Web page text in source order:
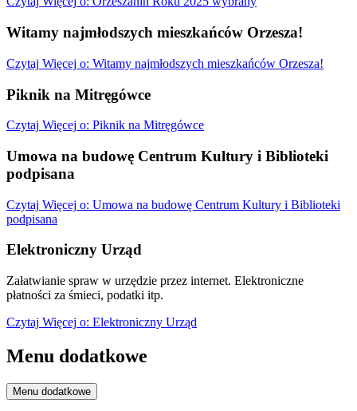
Witamy najmłodszych mieszkańców Orzesza!
Czytaj Więcej o: Witamy najmłodszych mieszkańców Orzesza!
Piknik na Mitręgówce
Czytaj Więcej o: Piknik na Mitręgówce
Umowa na budowę Centrum Kultury i Biblioteki
podpisana
Czytaj Więcej o: Umowa na budowę Centrum Kultury i Biblioteki
podpisana
Elektroniczny Urząd
Załatwianie spraw w urzędzie przez internet. Elektroniczne
płatności za śmieci, podatki itp.
Czytaj Więcej o: Elektroniczny Urząd
Menu dodatkowe
Menu dodatkowe